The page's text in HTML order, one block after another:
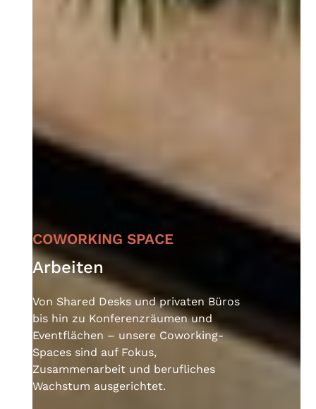
COWORKING SPACE
Arbeiten
Von Shared Desks und privaten Büros
bis hin zu Konferenzräumen und
Eventflächen – unsere Coworking-
Spaces sind auf Fokus,
Zusammenarbeit und berufliches
Wachstum ausgerichtet.